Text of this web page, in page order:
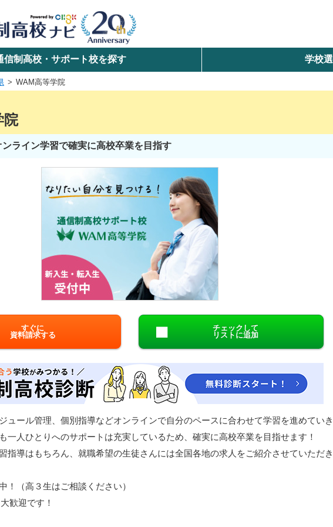
検索
北陸・甲信越
中国
九州・沖縄
閉じる
信制高校・サポート校を探す 学校
WAM高等学院
院
ライン学習で確実に高校卒業を目指す
すぐに
資料請求する
チェックして
リストに追加
ュール管理、個別指導などオンラインで自分のペースに合わせて学習を進めていき
一人ひとりへのサポートは充実しているため、確実に高校卒業を目指せます！
指導はもちろん、就職希望の生徒さんには全国各地の求人をご紹介させていただき
！（高３生はご相談ください）
歓迎です！